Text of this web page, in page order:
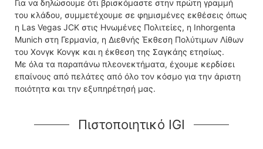
Για να δηλώσουμε ότι βρισκόμαστε στην πρώτη γραμμή
του κλάδου, συμμετέχουμε σε φημισμένες εκθέσεις όπως
η Las Vegas JCK στις Ηνωμένες Πολιτείες, η Inhorgenta
Munich στη Γερμανία, η Διεθνής Έκθεση Πολύτιμων Λίθων
του Χονγκ Κονγκ και η έκθεση της Σαγκάης ετησίως.
Με όλα τα παραπάνω πλεονεκτήματα, έχουμε κερδίσει
επαίνους από πελάτες από όλο τον κόσμο για την άριστη
ποιότητα και την εξυπηρέτησή μας.
Πιστοποιητικό IGI